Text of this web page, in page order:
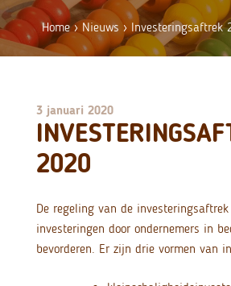
Home› Nieuws › Investeringsaftrek
3 januari 2020
2020
De regeling van de
investeringen door ondernemers in
bevorderen. Er zijn drie vormen van